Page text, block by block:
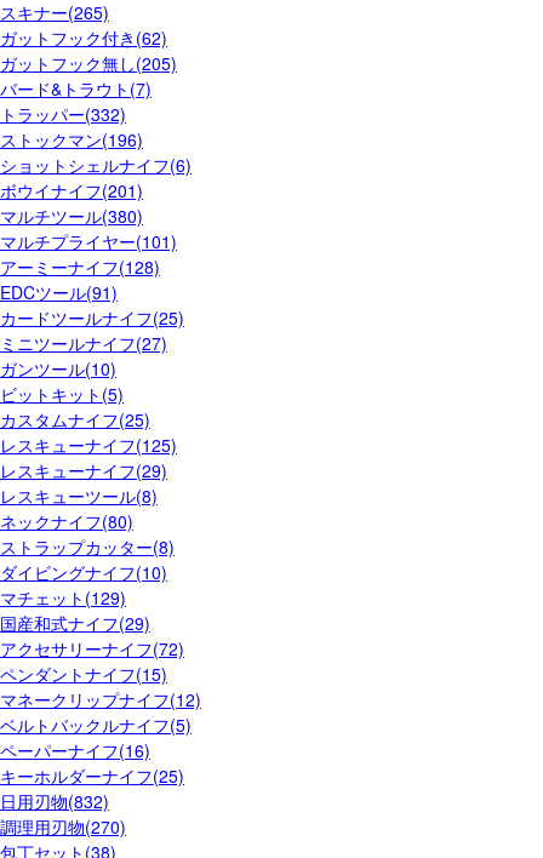
スキナー(265)
ガットフック付き(62)
ガットフック無し(205)
バード&トラウト(7)
トラッパー(332)
ストックマン(196)
ショットシェルナイフ(6)
ボウイナイフ(201)
マルチツール(380)
マルチプライヤー(101)
アーミーナイフ(128)
EDCツール(91)
カードツールナイフ(25)
ミニツールナイフ(27)
ガンツール(10)
ビットキット(5)
カスタムナイフ(25)
レスキューナイフ(125)
レスキューナイフ(29)
レスキューツール(8)
ネックナイフ(80)
ストラップカッター(8)
ダイビングナイフ(10)
マチェット(129)
国産和式ナイフ(29)
アクセサリーナイフ(72)
ペンダントナイフ(15)
マネークリップナイフ(12)
ベルトバックルナイフ(5)
ペーパーナイフ(16)
キーホルダーナイフ(25)
日用刃物(832)
調理用刃物(270)
包丁セット(38)